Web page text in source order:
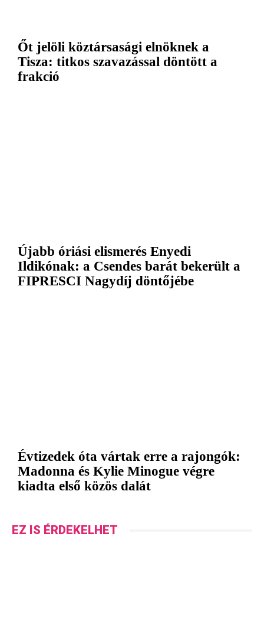
Őt jelöli köztársasági elnöknek a
Tisza: titkos szavazással döntött a
frakció
Újabb óriási elismerés Enyedi
Ildikónak: a Csendes barát bekerült a
FIPRESCI Nagydíj döntőjébe
Évtizedek óta vártak erre a rajongók:
Madonna és Kylie Minogue végre
kiadta első közös dalát
EZ IS ÉRDEKELHET